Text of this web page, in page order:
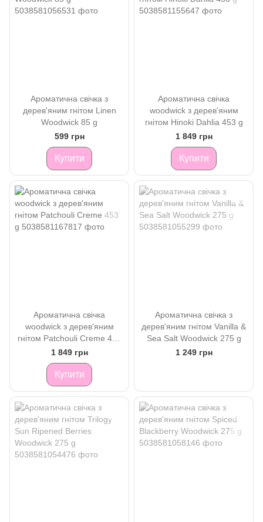
Ароматична свічка з
дерев'яним гнітом Linen
Woodwick 85 g
599 грн
Купити
Ароматична свічка
woodwick з дерев'яним
гнітом Hinoki Dahlia 453 g
1 849 грн
Купити
Ароматична свічка
woodwick з дерев'яним
гнітом Patchouli Creme 453
g
1 849 грн
Купити
Ароматична свічка з
дерев'яним гнітом Vanilla &
Sea Salt Woodwick 275 g
1 249 грн